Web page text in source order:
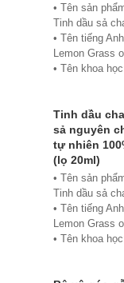
• Tên sản
Tinh dầu sả
• Tên tiếng
Lemon Grass
• Tên khoa
• Chủng loại:
bị xông hơi
• Thành phần
xuất: lá
• Phương pháp
chiết xuất:
cất hơi nước
• Hình thức:
lỏng
Tinh dầu
sả nguyên
tự nhiên
(lọ 20ml)
• Tên sản
Tinh dầu sả
• Tên tiếng
Lemon Grass
• Tên khoa